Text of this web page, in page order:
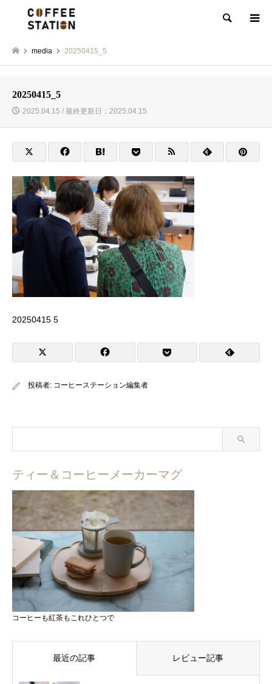
検索
media 20250415_5
20250415_5
2025.04.15 / 最終更新日：2025.04.15
20250415 5
投稿者: コーヒーステーション編集者
ティー＆コーヒーメーカーマグ
コーヒーも紅茶もこれひとつで
最近の記事 レビュー記事